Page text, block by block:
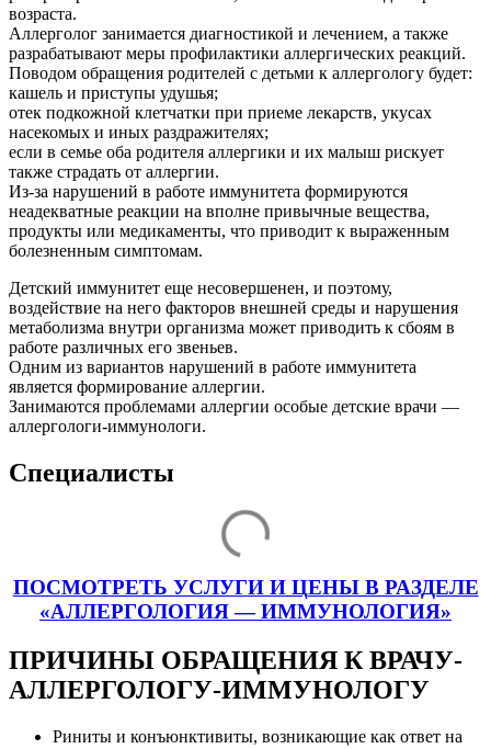
возраста.
Аллерголог занимается диагностикой и лечением, а также
разрабатывают меры профилактики аллергических реакций.
Поводом обращения родителей с детьми к аллергологу будет:
кашель и приступы удушья;
отек подкожной клетчатки при приеме лекарств, укусах
насекомых и иных раздражителях;
если в семье оба родителя аллергики и их малыш рискует
также страдать от аллергии.
Из-за нарушений в работе иммунитета формируются
неадекватные реакции на вполне привычные вещества,
продукты или медикаменты, что приводит к выраженным
болезненным симптомам.
Детский иммунитет еще несовершенен, и поэтому,
воздействие на него факторов внешней среды и нарушения
метаболизма внутри организма может приводить к сбоям в
работе различных его звеньев.
Одним из вариантов нарушений в работе иммунитета
является формирование аллергии.
Занимаются проблемами аллергии особые детские врачи —
аллергологи-иммунологи.
Специалисты
ПОСМОТРЕТЬ УСЛУГИ И ЦЕНЫ В РАЗДЕЛЕ
«АЛЛЕРГОЛОГИЯ — ИММУНОЛОГИЯ»
ПРИЧИНЫ ОБРАЩЕНИЯ К ВРАЧУ-
АЛЛЕРГОЛОГУ-ИММУНОЛОГУ
Риниты и конъюнктивиты, возникающие как ответ на